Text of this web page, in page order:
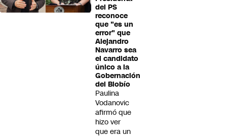
del PS
reconoce
que "es un
error" que
Alejandro
Navarro sea
el candidato
único a la
Gobernación
del Biobío
Paulina
Vodanovic
afirmó que
hizo ver
que era un